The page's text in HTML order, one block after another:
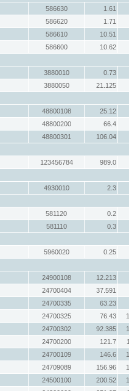
586630
1.61
586620
1.71
586610
10.51
586600
10.62
3880010
0.73
3880050
21.125
48800108
25.12
48800200
66.4
48800301
106.04
123456784
989.0
4930010
2.3
581120
0.2
581110
0.3
5960020
0.25
24900108
12.213
24700404
37.591
24700335
63.23
24700325 76.43
24700302 92.385
24700200 121.7
24700109 146.6
24709089 156.96
24500100 200.52